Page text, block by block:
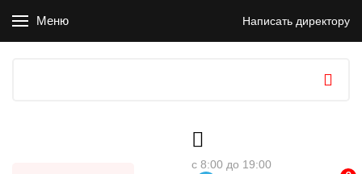
Меню Написать директору
с 8:00 до 19:00